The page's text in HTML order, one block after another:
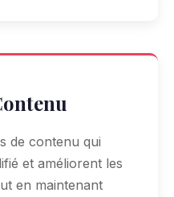
de contenu qui
et améliorent les
en maintenant